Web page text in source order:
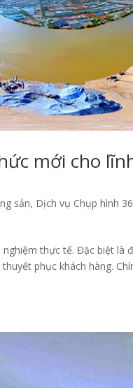
mới cho
sản, Dịch vụ Chụp hình
thực tế. Đặc biệt là
phục khách hàng.